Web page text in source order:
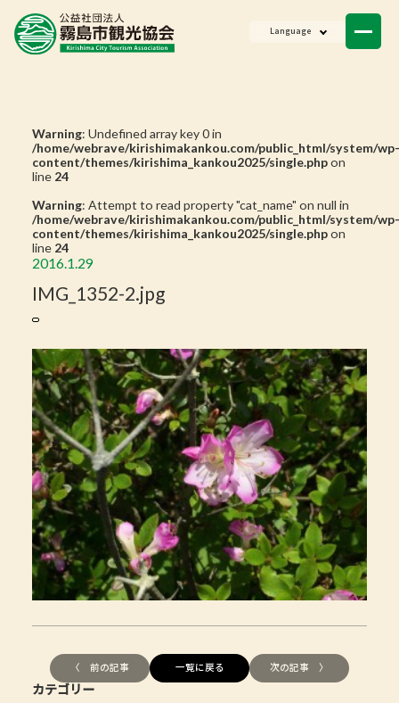
Language
Warning: Undefined array key 0 in
/home/webrave/kirishimakankou.com/public_html/system/wp-
content/themes/kirishima_kankou2025/single.phpon
line 24
Warning: Attempt to read property "cat_name" on null in
/home/webrave/kirishimakankou.com/public_html/system/wp-
content/themes/kirishima_kankou2025/single.phpon
line 24
2016.1.29
IMG_1352-2.jpg
〈 前の記事 一覧に戻る 次の記事 〉
カテゴリー